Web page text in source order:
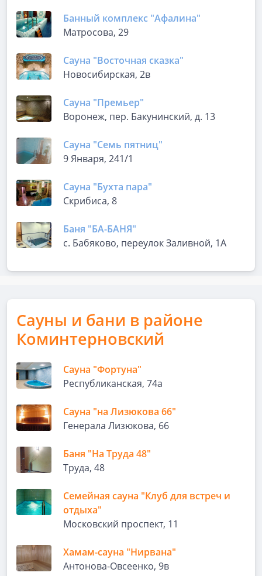
Банный комплекс "Афалина"
Матросова, 29
Сауна "Восточная сказка"
Новосибирская, 2в
Сауна "Премьер"
Воронеж, пер. Бакунинский, д. 13
Сауна "Семь пятниц"
9 Января, 241/1
Сауна "Бухта пара"
Скрибиса, 8
Баня "БА-БАНЯ"
с. Бабяково, переулок Заливной, 1А
Сауны и бани в районе
Коминтерновский
Сауна "Фортуна"
Республиканская, 74а
Сауна "на Лизюкова 66"
Генерала Лизюкова, 66
Баня "На Труда 48"
Труда, 48
Семейная сауна "Клуб для встреч и
отдыха"
Московский проспект, 11
Хамам-сауна "Нирвана"
Антонова-Овсеенко, 9в